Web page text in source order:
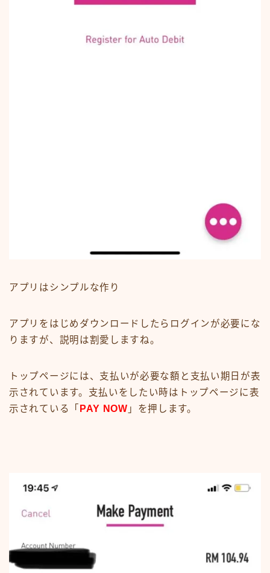
アプリはシンプルな作り
アプリをはじめダウンロードしたらログインが必要にな
りますが、説明は割愛しますね。
トップページには、支払いが必要な額と支払い期日が表
示されています。支払いをしたい時はトップページに表
示されている「 PAY NOW 」を押します。